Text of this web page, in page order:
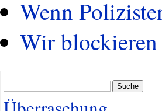
Wenn
Wir
Suche